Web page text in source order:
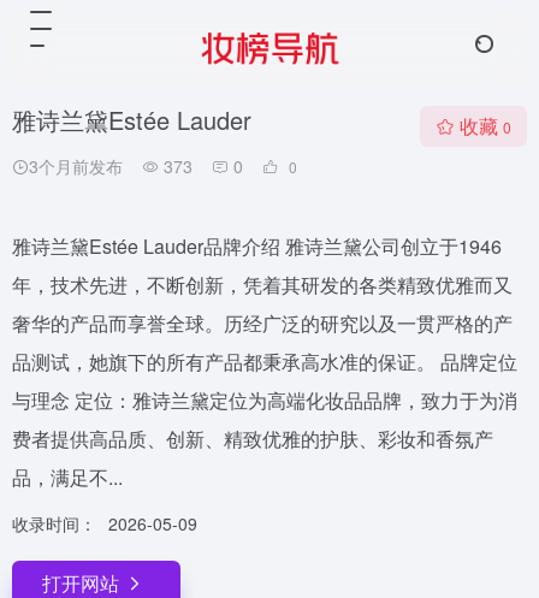
雅诗兰黛Estée Lauder
3个月前发布 373 0 0
收藏 0
雅诗兰黛Estée Lauder品牌介绍 雅诗兰黛公司创立于1946
年，技术先进，不断创新，凭着其研发的各类精致优雅而又
奢华的产品而享誉全球。历经广泛的研究以及一贯严格的产
品测试，她旗下的所有产品都秉承高水准的保证。 品牌定位
与理念 定位：雅诗兰黛定位为高端化妆品品牌，致力于为消
费者提供高品质、创新、精致优雅的护肤、彩妆和香氛产
品，满足不...
收录时间： 2026-05-09
打开网站